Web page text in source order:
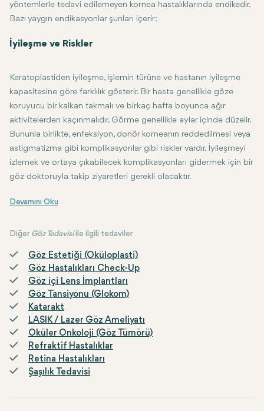
yöntemlerle tedavi edilemeyen kornea hastalıklarında endikedir.
Bazı yaygın endikasyonlar şunları içerir:
Bir yaralanma veya enfeksiyondan sonra korneada yara izi
İyileşme ve Riskler
Keratoplastiden iyileşme, işlemin türüne ve hastanın iyileşme
kapasitesine göre farklılık gösterir. Bir hasta genellikle göze
koruyucu bir kalkan takmalı ve birkaç hafta boyunca ağır
aktivitelerden kaçınmalıdır. Görme genellikle aylar içinde düzelir.
Bununla birlikte, enfeksiyon, donör korneanın reddedilmesi veya
astigmatizma gibi komplikasyonlar gibi riskler vardır. İyileşmeyi
izlemek ve ortaya çıkabilecek komplikasyonları gidermek için bir
göz doktoruyla takip ziyaretleri gerekli olacaktır.
Sonunda keratoplasti, kornea hastalıkları olan bireyler için
Diğer Göz Tedavisiile ilgili tedaviler
Göz Estetiği (Oküloplasti)
Göz Hastalıkları Check-Up
Göz içi Lens İmplantları
Göz Tansiyonu (Glokom)
Katarakt
LASIK / Lazer Göz Ameliyatı
Oküler Onkoloji (Göz Tümörü)
Refraktif Hastalıklar
Retina Hastalıkları
Şaşılık Tedavisi